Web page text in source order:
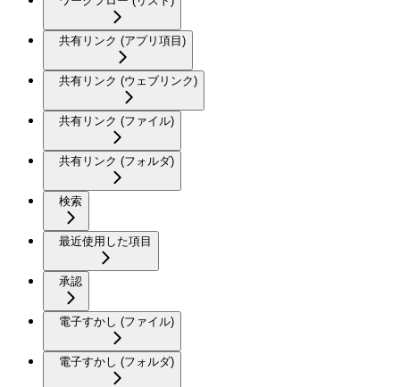
共有リンク (アプリ項目)
共有リンク (ウェブリンク)
共有リンク (ファイル)
共有リンク (フォルダ)
検索
最近使用した項目
承認
電子すかし (ファイル)
電子すかし (フォルダ)